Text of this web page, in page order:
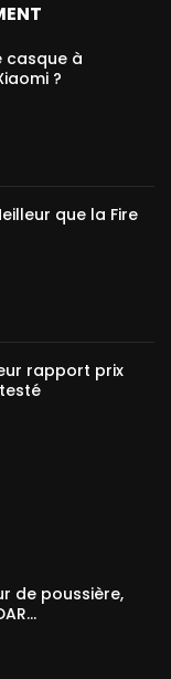
casque à
?
que la Fire
rapport prix
de poussière,